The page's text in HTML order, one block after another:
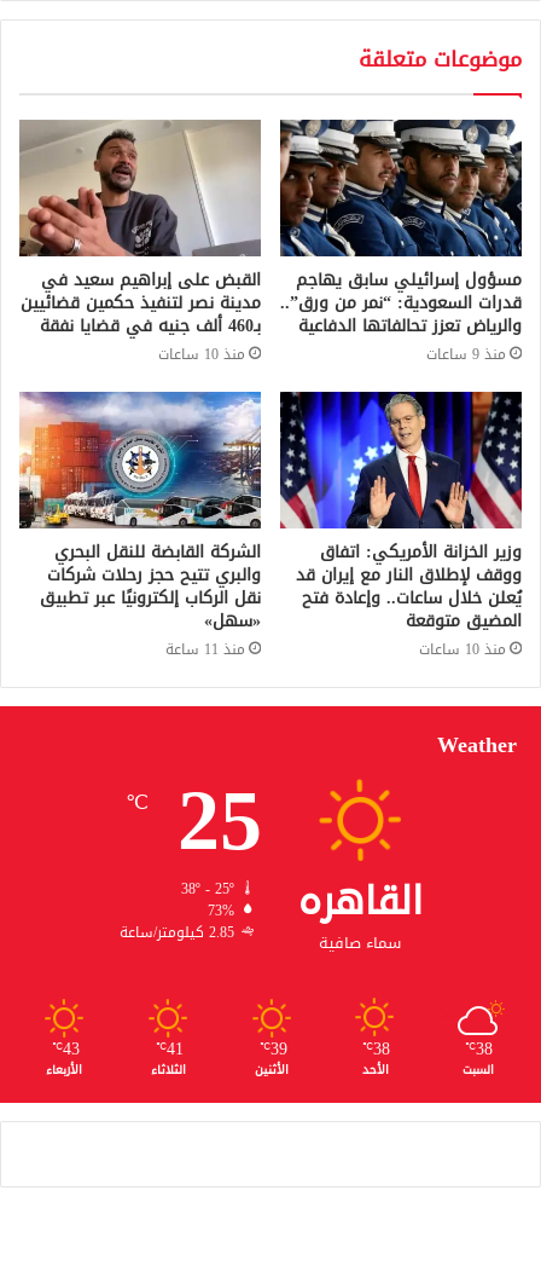
موضوعات متعلقة
مسؤول إسرائيلي سابق يهاجم
قدرات السعودية: “نمر من ورق”..
والرياض تعزز تحالفاتها الدفاعية
منذ 9 ساعات
القبض على إبراهيم سعيد في
مدينة نصر لتنفيذ حكمين قضائيين
بـ460 ألف جنيه في قضايا نفقة
منذ 10 ساعات
وزير الخزانة الأمريكي: اتفاق
ووقف لإطلاق النار مع إيران قد
يُعلن خلال ساعات.. وإعادة فتح
المضيق متوقعة
منذ 10 ساعات
الشركة القابضة للنقل البحري
والبري تتيح حجز رحلات شركات
نقل الركاب إلكترونيًا عبر تطبيق
«سهل»
منذ 11 ساعة
Weather
القاهره
سماء صافية
25
℃
38º - 25º
73%
2.85 كيلومتر/ساعة
38
℃
السبت
38
℃
الأحد
39
℃
الأثنين
41
℃
الثلاثاء
43
℃
الأربعاء